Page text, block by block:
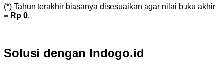
(*) Tahun terakhir biasanya disesuaikan agar nilai buku akhir
= Rp 0.
Solusi dengan Indogo.id